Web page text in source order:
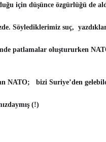
için düşünce özgürlüğü de
Söylediklerimiz suç,
patlamalar oluştururken
NATO; bizi Suriye’den
(!)